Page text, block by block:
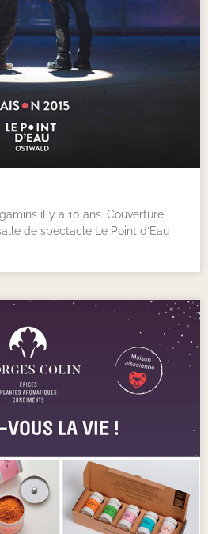
gamins il y a 10 ans. Couverture
de spectacle Le Point d’Eau